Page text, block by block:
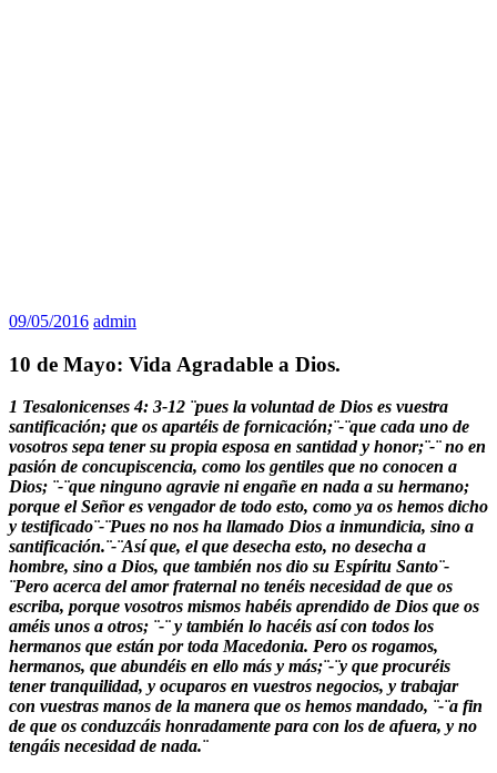
09/05/2016 admin
10 de Mayo: Vida Agradable a Dios.
1 Tesalonicenses 4: 3-12 ¨pues la voluntad de Dios es vuestra
santificación; que os apartéis de fornicación;¨-¨que cada uno de
vosotros sepa tener su propia esposa en santidad y honor;¨-¨ no en
pasión de concupiscencia, como los gentiles que no conocen a
Dios; ¨-¨que ninguno agravie ni engañe en nada a su hermano;
porque el Señor es vengador de todo esto, como ya os hemos dicho
y testificado¨-¨Pues no nos ha llamado Dios a inmundicia, sino a
santificación.¨-¨Así que, el que desecha esto, no desecha a
hombre, sino a Dios, que también nos dio su Espíritu Santo¨-
¨Pero acerca del amor fraternal no tenéis necesidad de que os
escriba, porque vosotros mismos habéis aprendido de Dios que os
améis unos a otros; ¨-¨ y también lo hacéis así con todos los
hermanos que están por toda Macedonia. Pero os rogamos,
hermanos, que abundéis en ello más y más;¨-¨y que procuréis
tener tranquilidad, y ocuparos en vuestros negocios, y trabajar
con vuestras manos de la manera que os hemos mandado, ¨-¨a fin
de que os conduzcáis honradamente para con los de afuera, y no
tengáis necesidad de nada.¨